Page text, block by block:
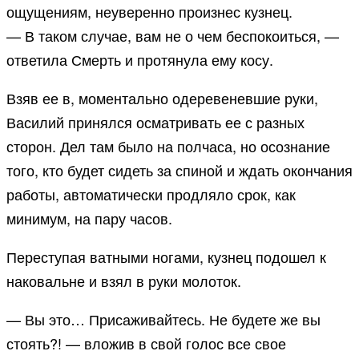
ощущениям, неуверенно произнес кузнец.
— В таком случае, вам не о чем беспокоиться, —
ответила Смерть и протянула ему косу.
Взяв ее в, моментально одеревеневшие руки,
Василий принялся осматривать ее с разных
сторон. Дел там было на полчаса, но осознание
того, кто будет сидеть за спиной и ждать окончания
работы, автоматически продляло срок, как
минимум, на пару часов.
Переступая ватными ногами, кузнец подошел к
наковальне и взял в руки молоток.
— Вы это… Присаживайтесь. Не будете же вы
стоять?! — вложив в свой голос все свое